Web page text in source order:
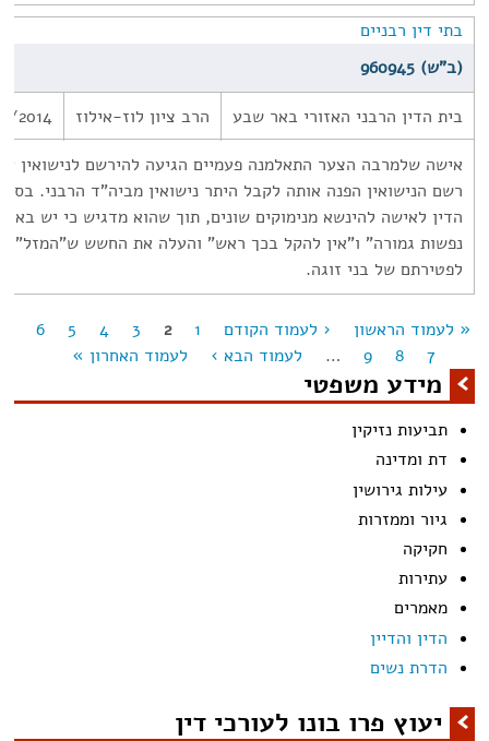
בתי דין רבניים
(ב"ש) 960945
בית הדין הרבני האזורי באר שבע הרב ציון לוז-אילוז
2014
אישה שלמרבה הצער התאלמנה פעמיים הגיעה להירשם לנישואין
רשם הנישואין הפנה אותה לקבל היתר נישואין מביה"ד הרבני.
הדין לאישה להינשא מנימוקים שונים, תוך שהוא מדגיש כי יש
נפשות גמורה" ו"אין להקל בכך ראש" והעלה את החשש ש"המזל"
לפטירתם של בני זוגה.
« לעמוד הראשון ‹ לעמוד הקודם 1
2
3
4
5
6
7
8
9
… לעמוד הבא › לעמוד האחרון »
מידע משפטי
תביעות נזיקין
דת ומדינה
עילות גירושין
גיור וממזרות
חקיקה
עתירות
מאמרים
הדין והדיין
הדרת נשים
יעוץ פרו בונו לעורכי דין